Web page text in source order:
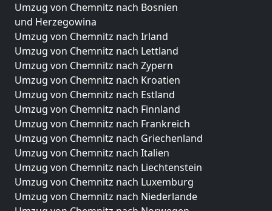
Umzug von Chemnitz nach Bosnien
und Herzegowina
Umzug von Chemnitz nach Irland
Umzug von Chemnitz nach Lettland
Umzug von Chemnitz nach Zypern
Umzug von Chemnitz nach Kroatien
Umzug von Chemnitz nach Estland
Umzug von Chemnitz nach Finnland
Umzug von Chemnitz nach Frankreich
Umzug von Chemnitz nach Griechenland
Umzug von Chemnitz nach Italien
Umzug von Chemnitz nach Liechtenstein
Umzug von Chemnitz nach Luxemburg
Umzug von Chemnitz nach Niederlande